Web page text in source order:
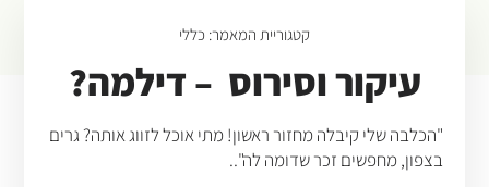
קטגוריית המאמר: כללי
עיקור וסירוס – דילמה?
"הכלבה שלי קיבלה מחזור ראשון! מתי אוכל לזווג אותה? גרים
בצפון, מחפשים זכר שדומה לה"..